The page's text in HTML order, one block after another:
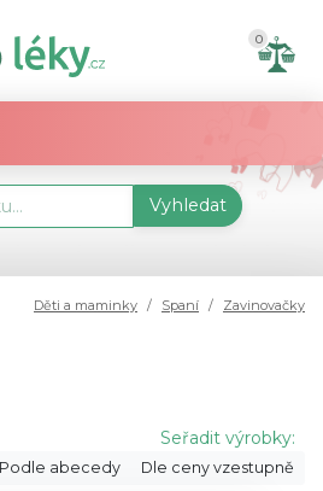
0
Vyhledat
Děti a maminky Spaní Zavinovačky
Seřadit výrobky:
Podle abecedy Dle ceny vzestupně